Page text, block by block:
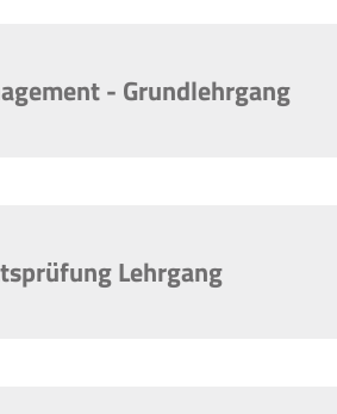
- Grundlehrgang
Lehrgang